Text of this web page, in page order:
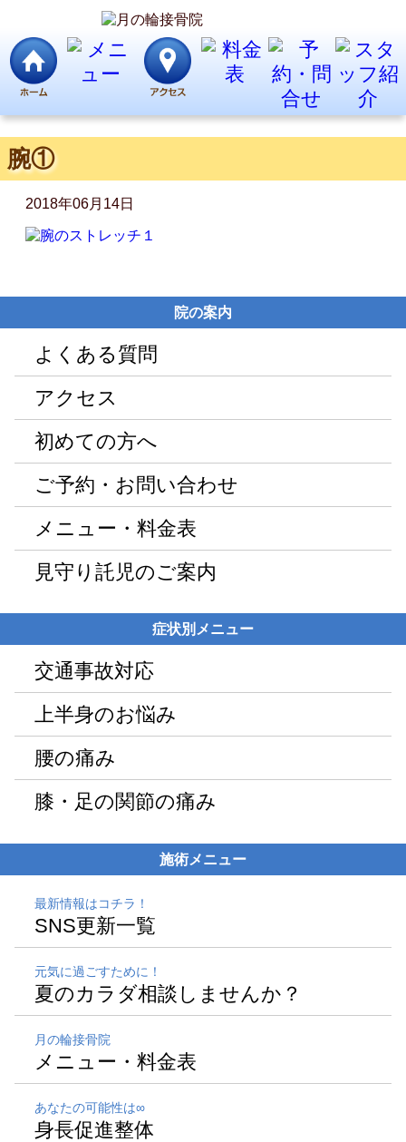
腕①
2018年06月14日
院の案内
よくある質問
アクセス
初めての方へ
ご予約・お問い合わせ
メニュー・料金表
見守り託児のご案内
症状別メニュー
交通事故対応
上半身のお悩み
腰の痛み
膝・足の関節の痛み
施術メニュー
最新情報はコチラ！
SNS更新一覧
元気に過ごすために！
夏のカラダ相談しませんか？
月の輪接骨院
メニュー・料金表
あなたの可能性は∞
身長促進整体